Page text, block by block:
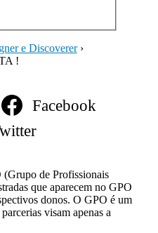
e Discoverer ›
!
Facebook
de Profissionais
que aparecem no GPO
donos. O GPO é um
visam apenas a